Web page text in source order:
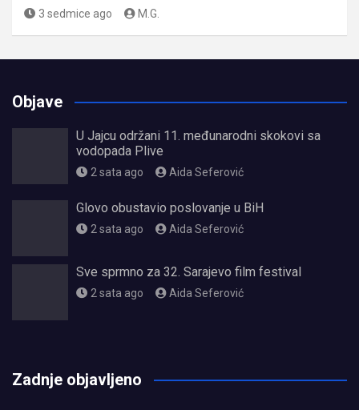
3 sedmice ago M.G.
Objave
U Jajcu održani 11. međunarodni skokovi sa
vodopada Plive
2 sata ago Aida Seferović
Glovo obustavio poslovanje u BiH
2 sata ago Aida Seferović
Sve sprmno za 32. Sarajevo film festival
2 sata ago Aida Seferović
Zadnje objavljeno